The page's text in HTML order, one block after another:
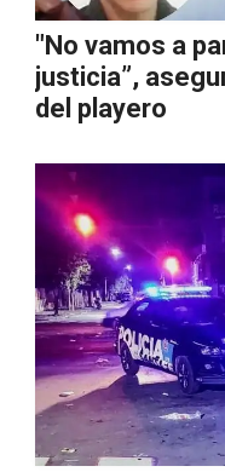
"No vamos a
justicia”,
del playero